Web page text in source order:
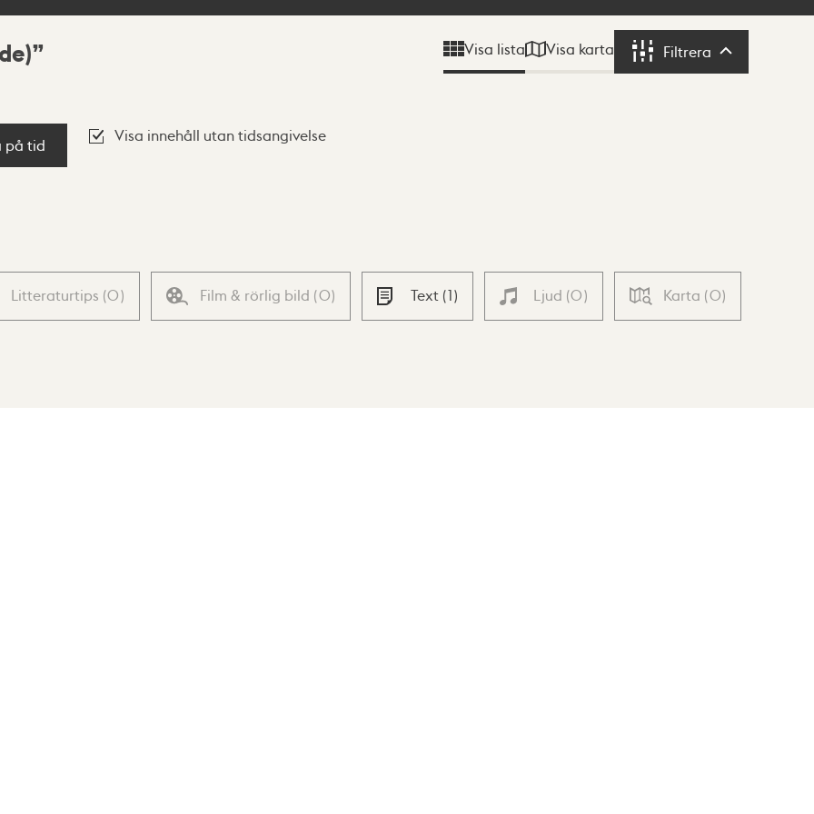
Visa lista Visa karta Filtrera Filtrera
på tid
Visa innehåll utan tidsangivelse
Litteraturtips (0) Film & rörlig bild (0) Text (1) Ljud (0) Karta (0)